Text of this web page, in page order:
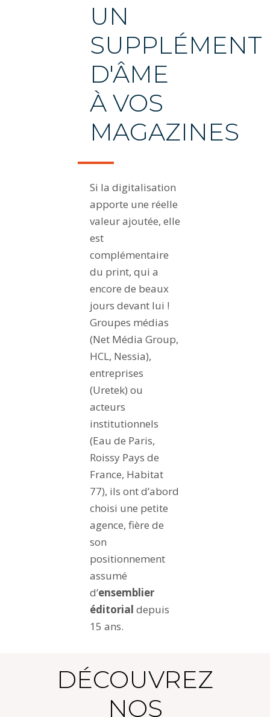
UN
SUPPLÉMENT
D'ÂME
À VOS
MAGAZINES
Si la digitalisation
apporte une réelle
valeur ajoutée, elle
est
complémentaire
du print, qui a
encore de beaux
jours devant lui !
Groupes médias
(Net Média Group,
HCL, Nessia),
entreprises
(Uretek) ou
acteurs
institutionnels
(Eau de Paris,
Roissy Pays de
France, Habitat
77), ils ont d’abord
choisi une petite
agence, fière de
son
positionnement
assumé
d’ensemblier
éditorial depuis
15 ans.
DÉCOUVREZ
NOS